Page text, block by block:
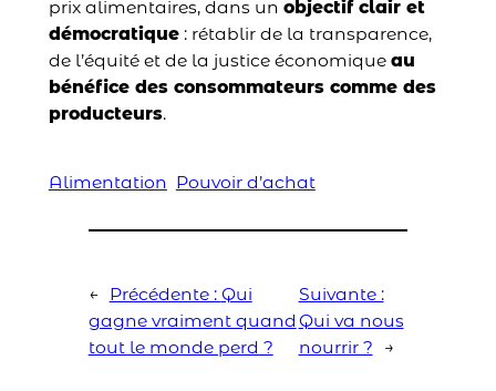
prix alimentaires, dans un objectif clair et
démocratique: rétablir de la transparence,
de l’équité et de la justice économique au
bénéfice des consommateurs comme des
producteurs.
Alimentation Pouvoir d’achat
← Précédente : Qui
gagne vraiment quand
tout le monde perd ?
Suivante :
Qui va nous
nourrir ?
→